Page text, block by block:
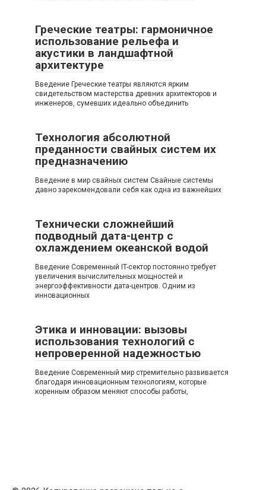
Греческие театры: гармоничное
использование рельефа и
акустики в ландшафтной
архитектуре
Введение Греческие театры являются ярким
свидетельством мастерства древних архитекторов и
инженеров, сумевших идеально объединить
Технология абсолютной
преданности свайных систем их
предназначению
Введение в мир свайных систем Свайные системы
давно зарекомендовали себя как одна из важнейших
Технически сложнейший
подводный дата-центр с
охлаждением океанской водой
Введение Современный IT-сектор постоянно требует
увеличения вычислительных мощностей и
энергоэффективности дата-центров. Одним из
инновационных
Этика и инновации: вызовы
использования технологий с
непроверенной надежностью
Введение Современный мир стремительно развивается
благодаря инновационным технологиям, которые
коренным образом меняют способы работы,